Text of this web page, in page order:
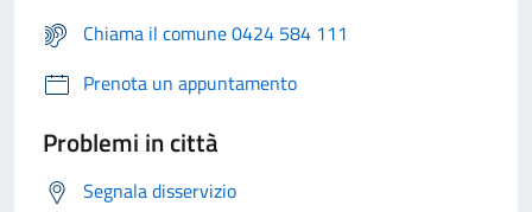
Chiama il comune 0424 584 111
Prenota un appuntamento
Problemi in città
Segnala disservizio